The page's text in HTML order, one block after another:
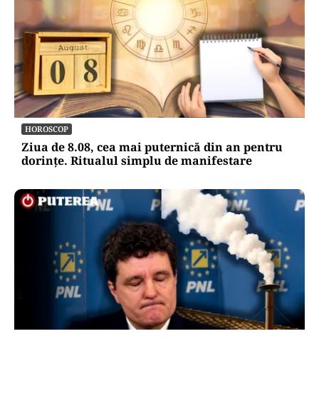
HOROSCOP
Ziua de 8.08, cea mai puternică din an pentru
dorințe. Ritualul simplu de manifestare